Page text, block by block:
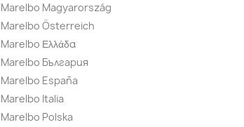
Marelbo Magyarország
Marelbo Österreich
Marelbo Ελλάδα
Marelbo България
Marelbo España
Marelbo Italia
Marelbo Polska